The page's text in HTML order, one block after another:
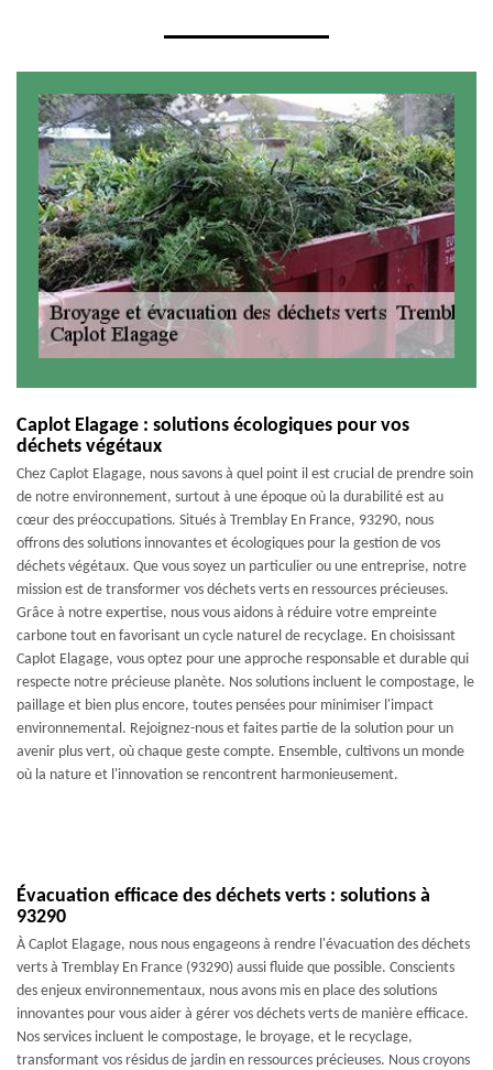
Caplot Elagage : solutions écologiques pour vos
déchets végétaux
Chez Caplot Elagage, nous savons à quel point il est crucial de prendre soin
de notre environnement, surtout à une époque où la durabilité est au
cœur des préoccupations. Situés à Tremblay En France, 93290, nous
offrons des solutions innovantes et écologiques pour la gestion de vos
déchets végétaux. Que vous soyez un particulier ou une entreprise, notre
mission est de transformer vos déchets verts en ressources précieuses.
Grâce à notre expertise, nous vous aidons à réduire votre empreinte
carbone tout en favorisant un cycle naturel de recyclage. En choisissant
Caplot Elagage, vous optez pour une approche responsable et durable qui
respecte notre précieuse planète. Nos solutions incluent le compostage, le
paillage et bien plus encore, toutes pensées pour minimiser l'impact
environnemental. Rejoignez-nous et faites partie de la solution pour un
avenir plus vert, où chaque geste compte. Ensemble, cultivons un monde
où la nature et l'innovation se rencontrent harmonieusement.
Évacuation efficace des déchets verts : solutions à
93290
À Caplot Elagage, nous nous engageons à rendre l'évacuation des déchets
verts à Tremblay En France (93290) aussi fluide que possible. Conscients
des enjeux environnementaux, nous avons mis en place des solutions
innovantes pour vous aider à gérer vos déchets verts de manière efficace.
Nos services incluent le compostage, le broyage, et le recyclage,
transformant vos résidus de jardin en ressources précieuses. Nous croyons